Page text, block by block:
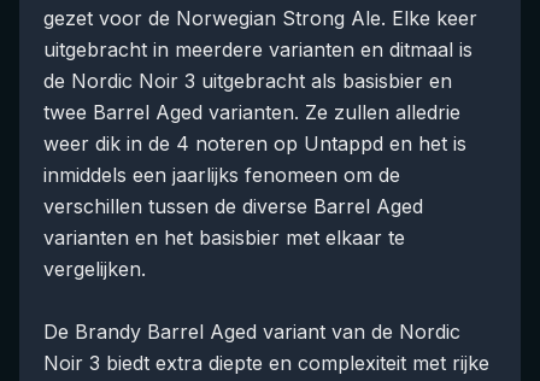
gezet voor de Norwegian Strong Ale. Elke keer
uitgebracht in meerdere varianten en ditmaal is
de Nordic Noir 3 uitgebracht als basisbier en
twee Barrel Aged varianten. Ze zullen alledrie
weer dik in de 4 noteren op Untappd en het is
inmiddels een jaarlijks fenomeen om de
verschillen tussen de diverse Barrel Aged
varianten en het basisbier met elkaar te
vergelijken.
De Brandy Barrel Aged variant van de Nordic
Noir 3 biedt extra diepte en complexiteit met rijke